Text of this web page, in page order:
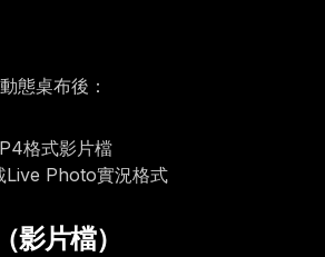
態桌布後：
格式影片檔
Live Photo實況格式
影片檔）